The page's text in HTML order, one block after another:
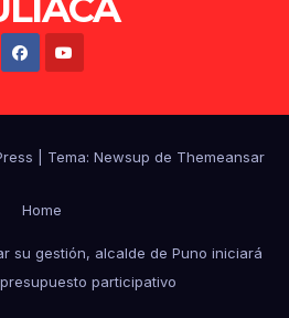
Tema: Newsup de Themeansar
Home
su gestión, alcalde de Puno iniciará
participativo